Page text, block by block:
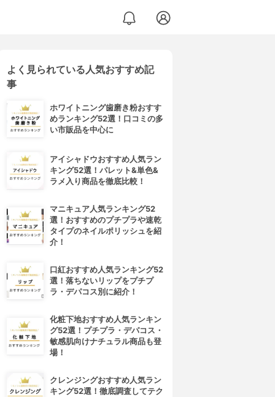
よく見られている人気おすすめ記
事
ホワイトニング歯磨き粉おすす
めランキング52選！口コミの多
い市販品を中心に
アイシャドウおすすめ人気ラン
キング52選！パレット&単色&
ラメ入り商品を徹底比較！
マニキュア人気ランキング52
選！おすすめのプチプラや速乾
タイプのネイルポリッシュを紹
介！
口紅おすすめ人気ランキング52
選！落ちないリップをプチプ
ラ・デパコス別に紹介！
化粧下地おすすめ人気ランキン
グ52選！プチプラ・デパコス・
敏感肌向けナチュラル商品も登
場！
クレンジングおすすめ人気ラン
キング52選！徹底調査してテク